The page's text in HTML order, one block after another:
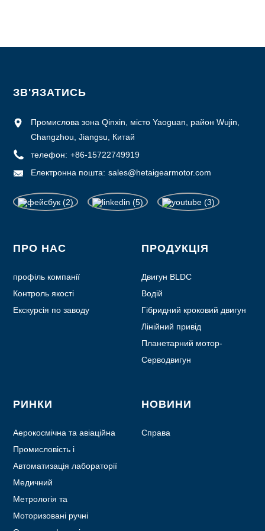
ЗВ'ЯЗАТИСЬ
Промислова зона Qinxin, місто Yaoguan, район Wujin,
Changzhou, Jiangsu, Китай
телефон: +86-15722749919
Електронна пошта: sales@hetaigearmotor.com
ПРО НАС
профіль компанії
Контроль якості
Екскурсія по заводу
ПРОДУКЦІЯ
Двигун BLDC
Водій
Гібридний кроковий двигун
Лінійний привід
Планетарний мотор-
редуктор
Серводвигун
РИНКИ
Аерокосмічна та авіаційна
промисловість
Промисловість і
автоматизація
Автоматизація лабораторії
Медичний
Метрологія та
випробування
Моторизовані ручні
пристрої
НОВИНИ
Справа